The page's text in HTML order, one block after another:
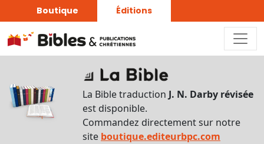
Boutique Éditions
La Bible traduction J. N. Darby révisée
est disponible.
Commandez directement sur notre
site boutique.editeurbpc.com
d’affichage
Par
verset